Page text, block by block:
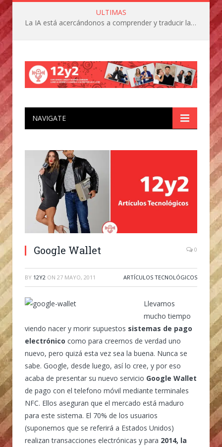
ULTIMAS
La IA está acercándonos a comprender y traducir las vocalizaciones y comportamientos de nuestras mascotas
NAVIGATE
Google Wallet 0
BY 12Y2 ON 27 MAYO, 2011 ARTÍCULOS TECNOLÓGICOS
Llevamos
mucho tiempo
viendo nacer y morir supuestos sistemas de pago
electrónico como para creernos de verdad uno
nuevo, pero quizá esta vez sea la buena. Nunca se
sabe. Google, desde luego, así lo cree, y por eso
acaba de presentar su nuevo servicio Google Wallet
de pago con el telefono móvil mediante terminales
NFC. Ellos aseguran que el mercado está maduro
para este sistema. El 70% de los usuarios
(suponemos que se referirá a Estados Unidos)
realizan transacciones electrónicas y para 2014, la